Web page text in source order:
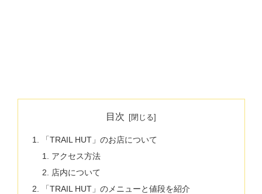
目次
「TRAIL HUT」のお店について
アクセス方法
店内について
「TRAIL HUT」のメニューと値段を紹介